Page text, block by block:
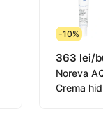
-10%
363 lei/
Noreva
Crema